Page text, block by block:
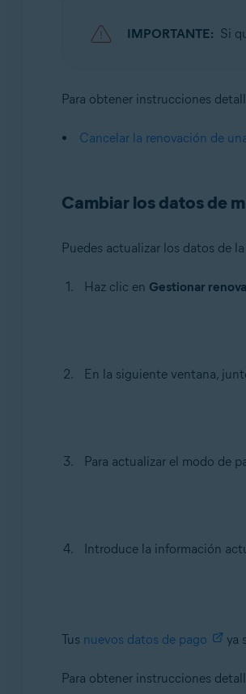
IMPORTANTE: Si
Para obtener instrucciones
Cancelar la renovación de
Cambiar los datos de
Puedes actualizar los datos de
Haz clic en Gestionar
En la siguiente ventana,
Para actualizar el modo de
Introduce la información
Tus nuevos datos de pago ya
Para obtener instrucciones